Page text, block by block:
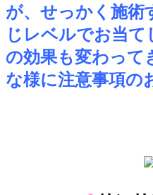
が、せっかく施術
じレベルでお当
の効果も変わって
な様に注意事項の